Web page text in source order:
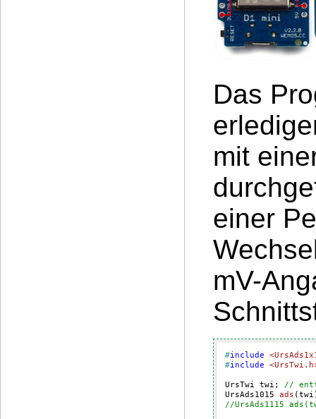
Das
mit
einer
mV-
#include
#include
UrsTwi twi; //
UrsAds1015 ads
//UrsAds1115